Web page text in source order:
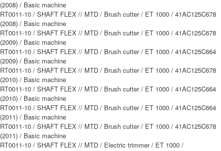
(2008) / Basic machine
RT0011-10 / SHAFT FLEX // MTD / Brush cutter / ET 1000 / 41AC125C678
(2008) / Basic machine
RT0011-10 / SHAFT FLEX // MTD / Brush cutter / ET 1000 / 41AC125C678
(2009) / Basic machine
RT0011-10 / SHAFT FLEX // MTD / Brush cutter / ET 1000 / 41AC125C664
(2009) / Basic machine
RT0011-10 / SHAFT FLEX // MTD / Brush cutter / ET 1000 / 41AC125C678
(2010) / Basic machine
RT0011-10 / SHAFT FLEX // MTD / Brush cutter / ET 1000 / 41AC125C664
(2010) / Basic machine
RT0011-10 / SHAFT FLEX // MTD / Brush cutter / ET 1000 / 41AC125C664
(2011) / Basic machine
RT0011-10 / SHAFT FLEX // MTD / Brush cutter / ET 1000 / 41AC125C678
(2011) / Basic machine
RT0011-10 / SHAFT FLEX // MTD / Electric trimmer / ET 1000 /